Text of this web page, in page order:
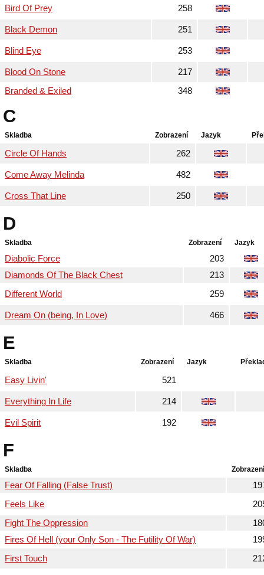
Bird Of Prey 258
Black Demon 251
Blind Eye 253
Blood On Stone
217
Branded & Exiled
348
C
Skladba Zobrazení Jazyk
Circle Of Hands 262
Come Away Melinda 482
Cross That Line 250
D
Skladba Zobrazení Jazyk
Diabolic Force
203
Diamonds Of The Black Chest
213
Different World
259
Dream On (being, In Love) 466
E
Skladba Zobrazení Jazyk
Easy Livin' 521
Everything In Life 214
Evil Spirit 192
F
Skladba Zobrazení
Fear Of Falling (False Trust)
Feels Like
Fight The Oppression
Fires Of Hell (your Only Son - The Futility Of War)
First Touch